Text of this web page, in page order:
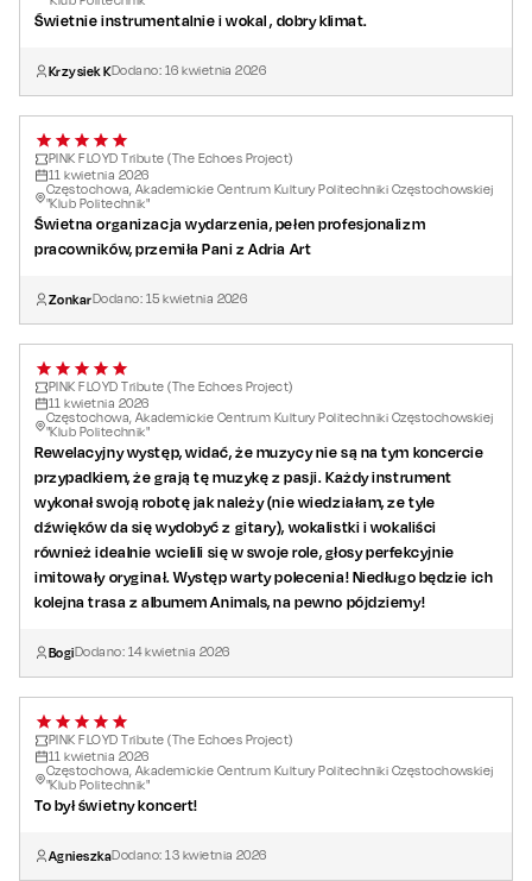
Świetnie instrumentalnie i wokal , dobry klimat.
Krzysiek KDodano: 16 kwietnia 2026
PINK FLOYD Tribute (The Echoes Project)
11 kwietnia 2026
Częstochowa, Akademickie Centrum Kultury Politechniki Częstochowskiej
"Klub Politechnik"
Świetna organizacja wydarzenia, pełen profesjonalizm
pracowników, przemiła Pani z Adria Art
ZonkarDodano: 15 kwietnia 2026
PINK FLOYD Tribute (The Echoes Project)
11 kwietnia 2026
Częstochowa, Akademickie Centrum Kultury Politechniki Częstochowskiej
"Klub Politechnik"
Rewelacyjny występ, widać, że muzycy nie są na tym koncercie
przypadkiem, że grają tę muzykę z pasji. Każdy instrument
wykonał swoją robotę jak należy (nie wiedziałam, ze tyle
dźwięków da się wydobyć z gitary), wokalistki i wokaliści
również idealnie wcielili się w swoje role, głosy perfekcyjnie
imitowały oryginał. Występ warty polecenia! Niedługo będzie ich
kolejna trasa z albumem Animals, na pewno pójdziemy!
BogiDodano: 14kwietnia 2026
PINK FLOYD Tribute (The Echoes Project)
11 kwietnia 2026
Częstochowa, Akademickie Centrum Kultury Politechniki Częstochowskiej
"Klub Politechnik"
To był świetny koncert!
AgnieszkaDodano:13 kwietnia 2026